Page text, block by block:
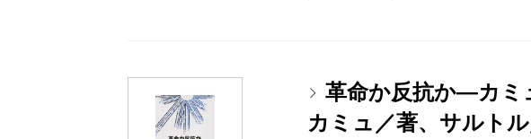
革命か反抗か―カ
カミュ／著、サルト